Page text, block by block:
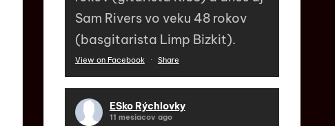
Sam Rivers vo veku 48 rokov
(basgitarista Limp Bizkit).
View on Facebook · Share
ESko Rýchlovky
11 mesiacov ago